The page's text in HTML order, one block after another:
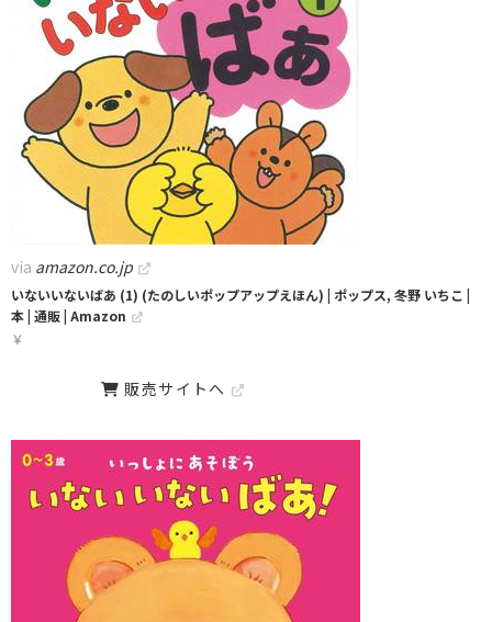
via amazon.co.jp
いないいないばあ (1) (たのしいポップアップえほん) | ポップス, 冬野 いちこ |
本 | 通販 | Amazon
￥
販売サイトへ